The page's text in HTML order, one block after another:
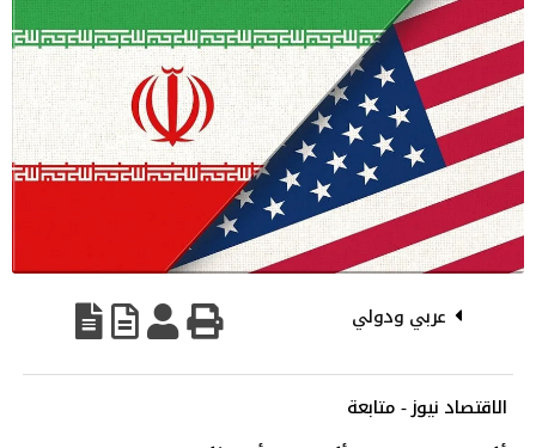
عربي ودولي
الاقتصاد نيوز - متابعة